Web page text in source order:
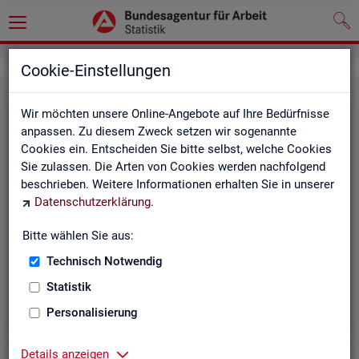
Cookie-Einstellungen
Wir möchten unsere Online-Angebote auf Ihre Bedürfnisse
anpassen. Zu diesem Zweck setzen wir sogenannte
Cookies ein. Entscheiden Sie bitte selbst, welche Cookies
Sie zulassen. Die Arten von Cookies werden nachfolgend
beschrieben. Weitere Informationen erhalten Sie in unserer
Datenschutzerklärung.
Bitte wählen Sie aus:
Technisch Notwendig
Statistik
Personalisierung
Details anzeigen
Re­gio­na­le Glie­de­run­gen
Landkreise) in den Statistiken der BA